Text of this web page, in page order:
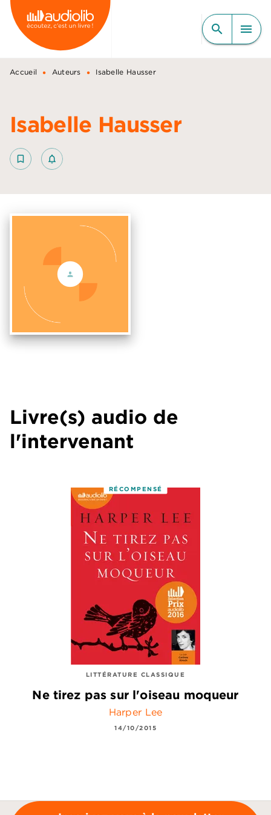
MENU RECHERCHE
CONTENU
PIED DE PAGE
search menu
Accueil • Auteurs • Isabelle Hausser
Isabelle Hausser
bookmark_border notifications_none_outlined
Livre(s) audio de
l'intervenant
RÉCOMPENSÉ
LITTÉRATURE CLASSIQUE
Ne tirez pas sur l'oiseau moqueur
Harper Lee
14/10/2015